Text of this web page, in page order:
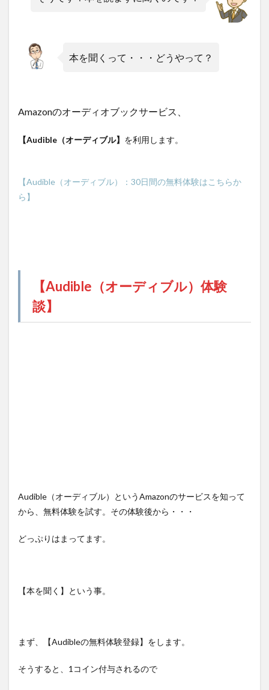
本を聞くって・・・どうやって？
Amazonのオーディオブックサービス、
【Audible（オーディブル】 を利用します。
【Audible（オーディブル）：30日間の無料体験はこちらか
ら】
【Audible（オーディブル）体験
談】
Audible（オーディブル）というAmazonのサービスを知って
から、無料体験を試す。その体験後から・・・
どっぷりはまってます。
【本を聞く】という事。
まず、【Audibleの無料体験登録】をします。
そうすると、1コイン付与されるので